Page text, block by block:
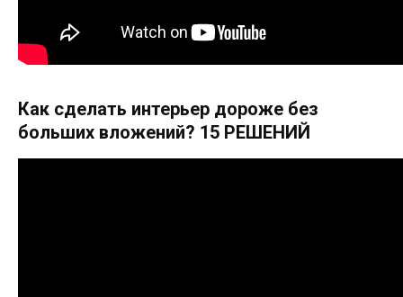
Как сделать интерьер дороже без
больших вложений? 15 РЕШЕНИЙ